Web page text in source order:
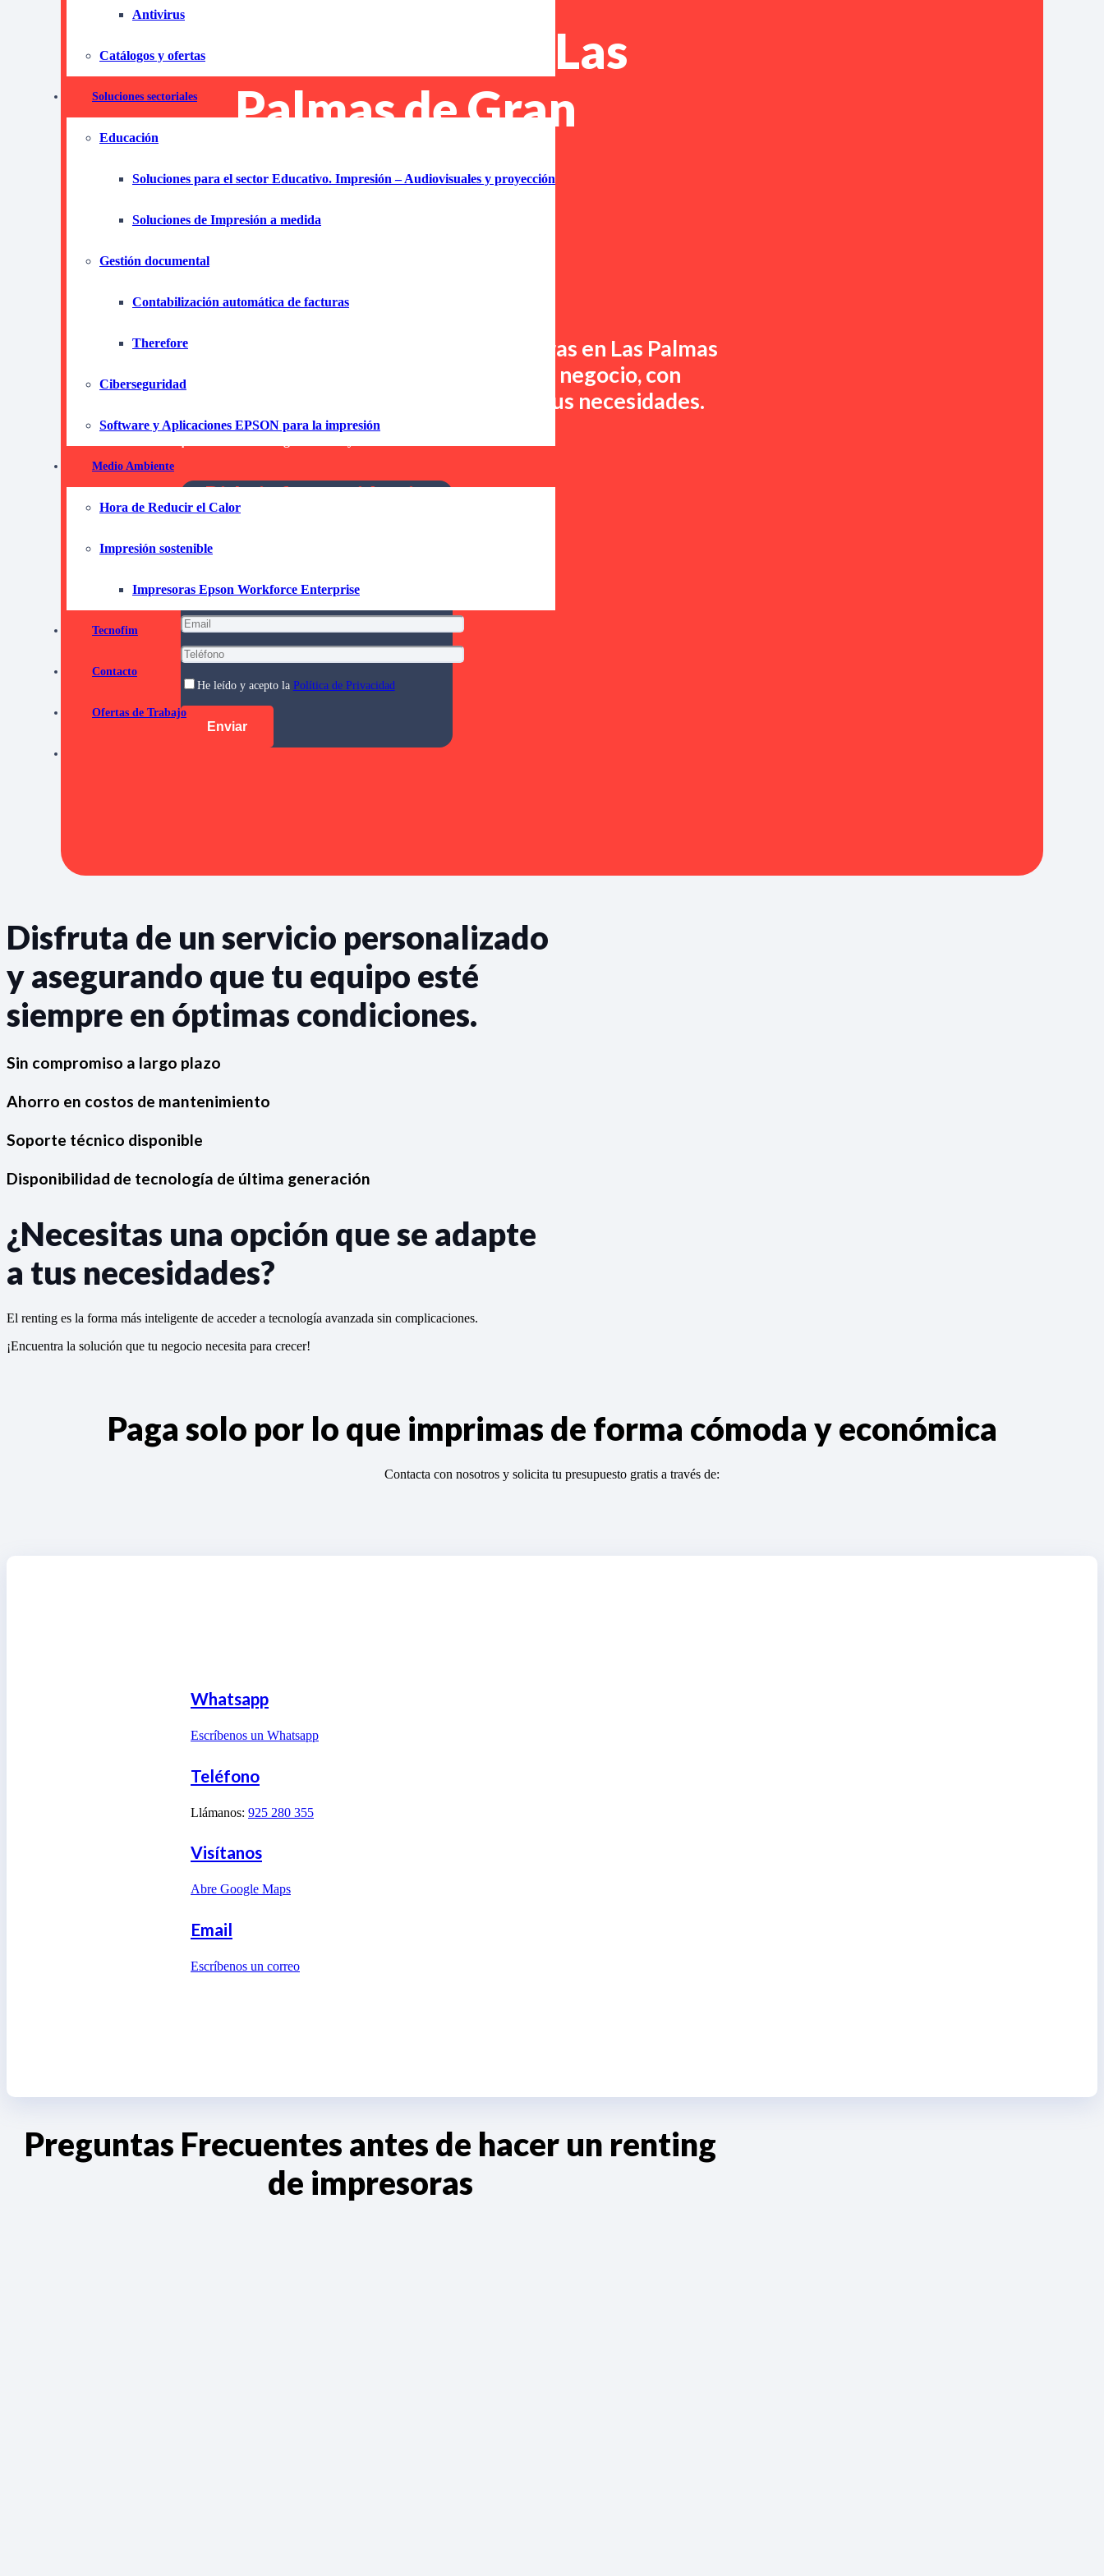
Antivirus
Catálogos y ofertas
Soluciones sectoriales
Educación
Soluciones para el sector Educativo. Impresión – Audiovisuales y proyección
Soluciones de Impresión a medida
Gestión documental
Contabilización automática de facturas
Therefore
Ciberseguridad
Software y Aplicaciones EPSON para la impresión
Medio Ambiente
Hora de Reducir el Calor
Impresión sostenible
Impresoras Epson Workforce Enterprise
Tecnofim
Contacto
Ofertas de Trabajo
impresoras en Las
Palmas de Gran
Canaria
Descubre cómo el renting de impresoras en Las Palmas
de Gran Canaria
puede transformar tu negocio, con
soluciones flexibles que se adaptan a tus necesidades.
Pida información sin
He leído y acepto la Política de Privacidad
Disfruta de un servicio personalizado
y asegurando que tu equipo esté
siempre en óptimas condiciones.
Sin compromiso a largo plazo
Ahorro en costos de mantenimiento
Soporte técnico disponible
Disponibilidad de tecnología de última generación
¿Necesitas una opción que se adapte
a tus necesidades?
El renting es la forma más inteligente de acceder a tecnología avanzada sin complicaciones.
¡Encuentra la solución que tu negocio necesita para crecer!
Paga solo por lo que imprimas de forma cómoda y económica
Contacta con nosotros y solicita tu presupuesto gratis a través de:
Whatsapp
Escríbenos un Whatsapp
Teléfono
Llámanos: 925 280 355
Visítanos
Abre Google Maps
Email
Escríbenos un correo
Preguntas Frecuentes antes de hacer un renting
de impresoras